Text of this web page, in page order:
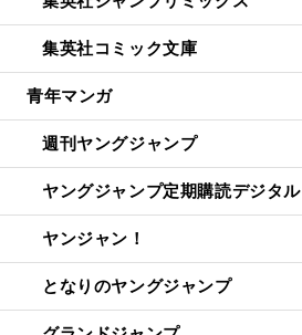
集英社コミック文庫
青年マンガ
週刊ヤングジャンプ
ヤングジャンプ定期購読デジタル
ヤンジャン！
となりのヤングジャンプ